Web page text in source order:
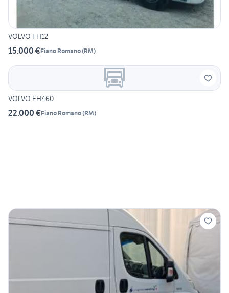
VOLVO FH12
15.000 €Fiano Romano(RM)
VOLVO FH460
22.000 €Fiano Romano(RM)